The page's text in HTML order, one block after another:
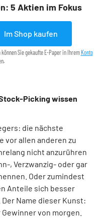
5 Aktien im Fokus
Im Shop kaufen
Sie gekaufte E-Paper in Ihrem Konto
Picking wissen
die nächste
vor allen anderen zu
nicht anzurühren
, Verzwanzig- oder gar
Oder zumindest
Anteile sich besser
Name dieser Kunst:
von morgen.